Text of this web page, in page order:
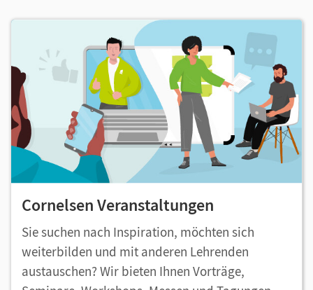
Cornelsen Veranstaltungen
Sie suchen nach Inspiration, möchten sich
weiterbilden und mit anderen Lehrenden
austauschen? Wir bieten Ihnen Vorträge,